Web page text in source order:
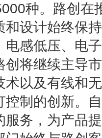
种。路创在
和设计始终保
电感低压、电
创将继续主导
术以及有线和
控制的创新。
服务，为产品